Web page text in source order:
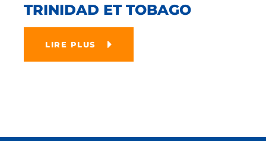
TRINIDAD ET TOBAGO
LIRE PLUS